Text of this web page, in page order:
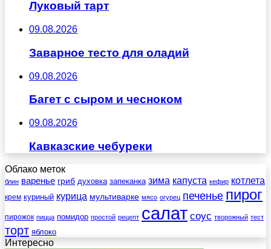
Луковый тарт
09.08.2026
Заварное тесто для оладий
09.08.2026
Багет с сыром и чесноком
09.08.2026
Кавказские чебуреки
Облако меток
блин варенье гриб духовка запеканка зима капуста кефир котлета
крем куриный курица мультиварке мясо огурец печенье пирог
пирожок пицца помидор простой рецепт салат соус творожный тест
торт яблоко
Интересно